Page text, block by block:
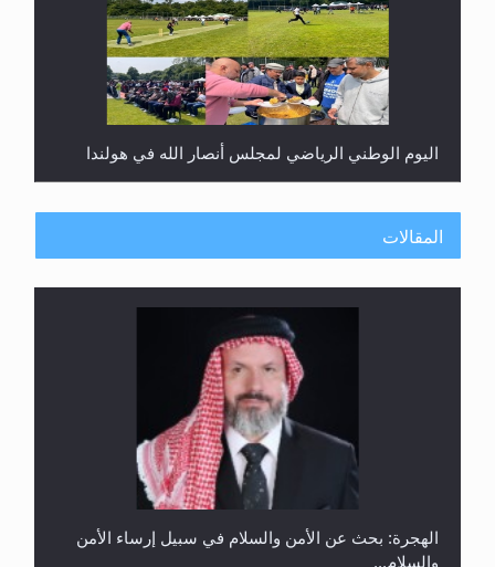
اليوم الوطني الرياضي لمجلس أنصار الله في هولندا
إتمام حفظ القرآن الكريم لثلاثة طلاب من مدرسة الحفظ
المقالات
الهجرة: بحث عن الأمن والسلام في سبيل إرساء الأمن
والسلام...